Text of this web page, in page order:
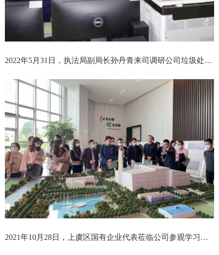
2022年5月31日，执法局副局长孙丹青来司调研公司垃圾处置情况
2021年10月28日，上虞区国有企业代表莅临公司参观学习公司党建工作开展情况